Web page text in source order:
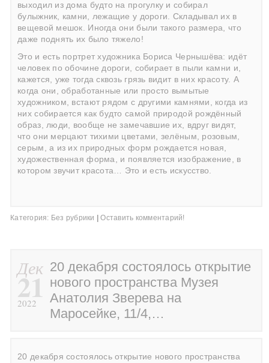
выходил из дома будто на прогулку и собирал
булыжник, камни, лежащие у дороги. Складывал их в
вещевой мешок. Иногда они были такого размера, что
даже поднять их было тяжело!
Это и есть портрет художника Бориса Чернышёва: идёт
человек по обочине дороги, собирает в пыли камни и,
кажется, уже тогда сквозь грязь видит в них красоту. А
когда они, обработанные или просто вымытые
художником, встают рядом с другими камнями, когда из
них собирается как будто самой природой рождённый
образ, люди, вообще не замечавшие их, вдруг видят,
что они мерцают тихими цветами, зелёным, розовым,
серым, а из их природных форм рождается новая,
художественная форма, и появляется изображение, в
котором звучит красота… Это и есть искусство.
Категория: Без рубрики Оставить комментарий!
Дек
21
2022
20 декабря состоялось открытие
нового пространства Музея
Анатолия Зверева на
Маросейке, 11/4,…
20 декабря состоялось открытие нового пространства